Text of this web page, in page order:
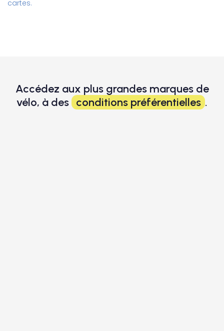
cartes.
Accédez aux plus grandes marques de
vélo, à des conditions préférentielles .